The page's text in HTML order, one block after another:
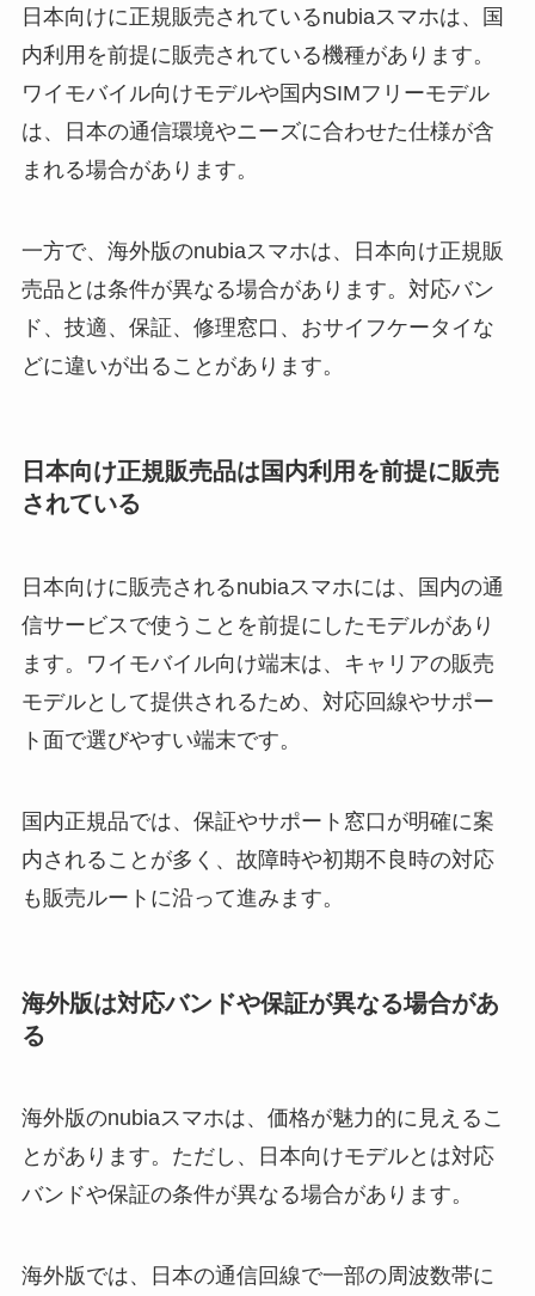
日本向けに正規販売されているnubiaスマホは、国
内利用を前提に販売されている機種があります。
ワイモバイル向けモデルや国内SIMフリーモデル
は、日本の通信環境やニーズに合わせた仕様が含
まれる場合があります。
一方で、海外版のnubiaスマホは、日本向け正規販
売品とは条件が異なる場合があります。対応バン
ド、技適、保証、修理窓口、おサイフケータイな
どに違いが出ることがあります。
日本向け正規販売品は国内利用を前提に販売
されている
日本向けに販売されるnubiaスマホには、国内の通
信サービスで使うことを前提にしたモデルがあり
ます。ワイモバイル向け端末は、キャリアの販売
モデルとして提供されるため、対応回線やサポー
ト面で選びやすい端末です。
国内正規品では、保証やサポート窓口が明確に案
内されることが多く、故障時や初期不良時の対応
も販売ルートに沿って進みます。
海外版は対応バンドや保証が異なる場合があ
る
海外版のnubiaスマホは、価格が魅力的に見えるこ
とがあります。ただし、日本向けモデルとは対応
バンドや保証の条件が異なる場合があります。
海外版では、日本の通信回線で一部の周波数帯に